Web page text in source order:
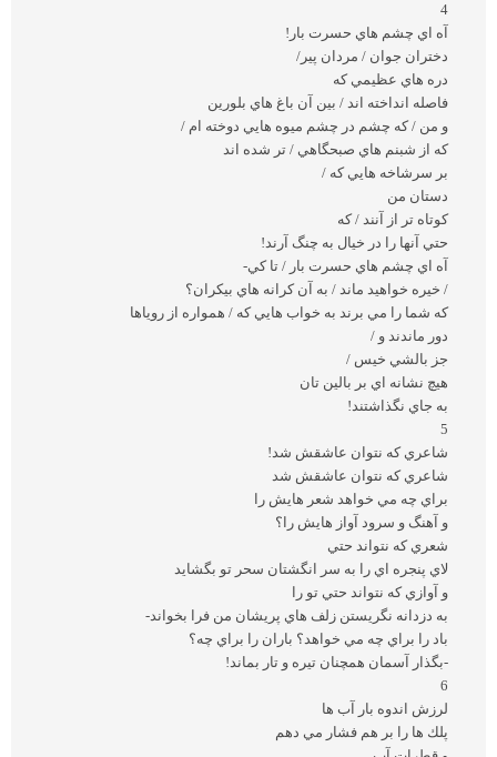
4
آه اي چشم هاي حسرت بار!
دختران جوان / مردان پير/
دره هاي عظيمي كه
فاصله انداخته اند / بين آن باغ هاي بلورين
و من / كه چشم در چشم ميوه هايي دوخته ام /
كه از شبنم هاي صبحگاهي / تر شده اند
بر سرشاخه هايي كه /
دستان من
كوتاه تر از آنند / كه
حتي آنها را در خيال به چنگ آرند!
آه اي چشم هاي حسرت بار / تا كي-
/ خيره خواهيد ماند / به آن كرانه هاي بيكران؟
كه شما را مي برند به خواب هايي كه / همواره از روياها
دور ماندند و /
جز بالشي خيس /
هيچ نشانه اي بر بالين تان
به جاي نگذاشتند!
5
شاعري كه نتوان عاشقش شد!
شاعري كه نتوان عاشقش شد
براي چه مي خواهد شعر هايش را
و آهنگ و سرود آواز هايش را؟
شعري كه نتواند حتي
لاي پنجره اي را به سر انگشتان سحر تو بگشايد
و آوازي كه نتواند حتي تو را
به دزدانه نگريستن زلف هاي پريشان من فرا بخواند-
باد را براي چه مي خواهد؟ باران را براي چه؟
-بگذار آسمان همچنان تيره و تار بماند!
6
لرزش اندوه بار آب ها
پلك ها را بر هم فشار مي دهم